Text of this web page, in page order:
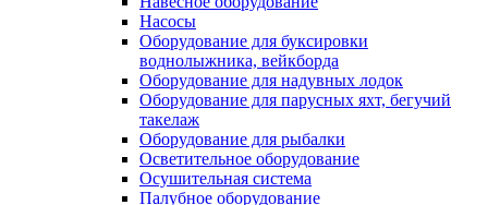
Насосы
Оборудование для буксировки
воднолыжника, вейкборда
Оборудование для надувных лодок
Оборудование для парусных яхт, бегучий
такелаж
Оборудование для рыбалки
Осветительное оборудование
Осушительная система
Палубное оборудование